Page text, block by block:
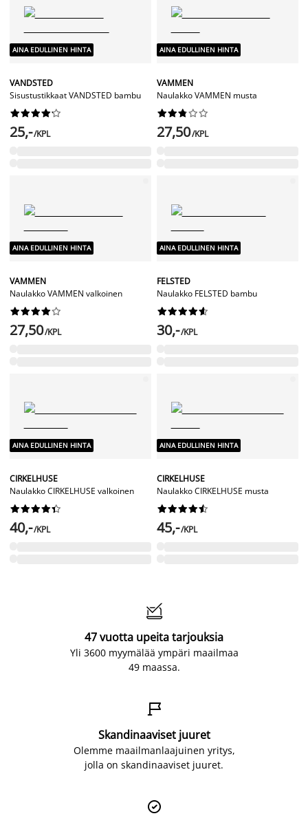
AINA EDULLINEN HINTA
VANDSTED
Sisustustikkaat VANDSTED bambu






25,-/KPL
AINA EDULLINEN HINTA
VAMMEN
Naulakko VAMMEN musta






27,50/KPL
AINA EDULLINEN HINTA
VAMMEN
Naulakko VAMMEN valkoinen






27,50/KPL
AINA EDULLINEN HINTA
FELSTED
Naulakko FELSTED bambu






30,-/KPL
AINA EDULLINEN HINTA
CIRKELHUSE
Naulakko CIRKELHUSE valkoinen






40,-/KPL
AINA EDULLINEN HINTA
CIRKELHUSE
Naulakko CIRKELHUSE musta






45,-/KPL

47 vuotta upeita tarjouksia
Yli 3600 myymälää ympäri maailmaa
49 maassa.

Skandinaaviset juuret
Olemme maailmanlaajuinen yritys,
jolla on skandinaaviset juuret.
